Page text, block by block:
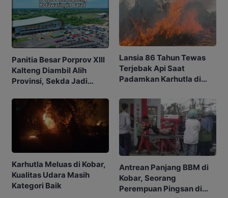
Panitia Besar Porprov Xlll
Kalteng Diambil Alih
Provinsi, Sekda Jadi
Lansia 86 Tahun Tewas
Terjebak Api Saat
Padamkan Karhutla di
Karhutla Meluas di Kobar,
Kualitas Udara Masih
Kategori Baik
Antrean Panjang BBM di
Kobar, Seorang
Perempuan Pingsan di